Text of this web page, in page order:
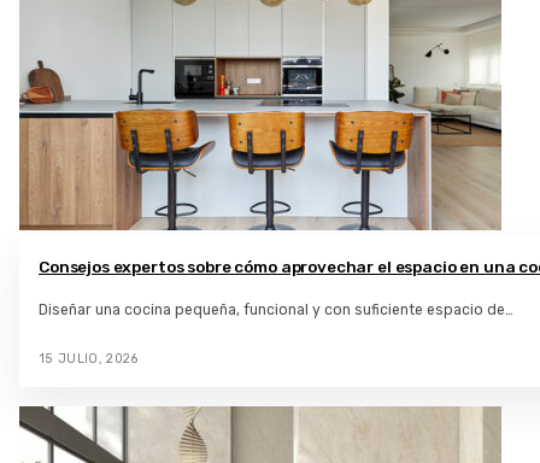
Consejos expertos sobre cómo aprovechar el espacio en una
Diseñar una cocina pequeña, funcional y con suficiente espacio de…
15 JULIO, 2026